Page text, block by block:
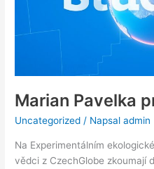
Marian Pavelka
Uncategorized / Napsaladmin
Na Experimentálním
vědci z CzechGlobe zkoumají